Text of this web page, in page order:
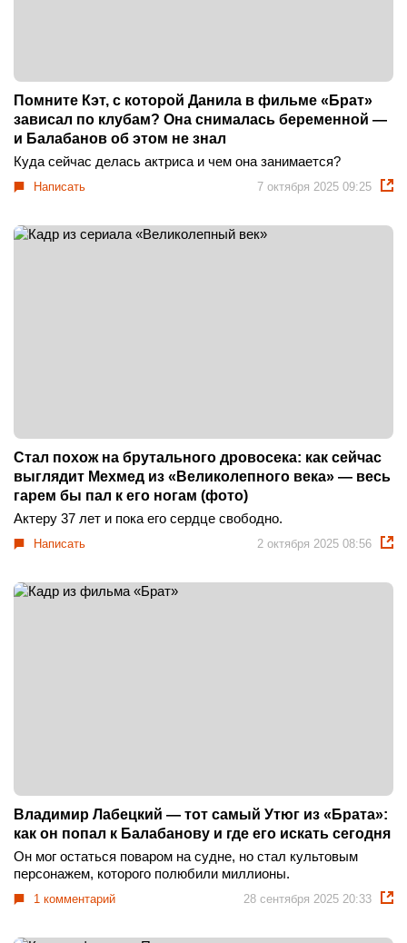
Помните Кэт, с которой Данила в фильме «Брат»
зависал по клубам? Она снималась беременной —
и Балабанов об этом не знал
Куда сейчас делась актриса и чем она занимается?
Написать 7 октября 2025 09:25
Стал похож на брутального дровосека: как сейчас
выглядит Мехмед из «Великолепного века» — весь
гарем бы пал к его ногам (фото)
Актеру 37 лет и пока его сердце свободно.
Написать 2 октября 2025 08:56
Владимир Лабецкий — тот самый Утюг из «Брата»:
как он попал к Балабанову и где его искать сегодня
Он мог остаться поваром на судне, но стал культовым
персонажем, которого полюбили миллионы.
1 комментарий 28 сентября 2025 20:33